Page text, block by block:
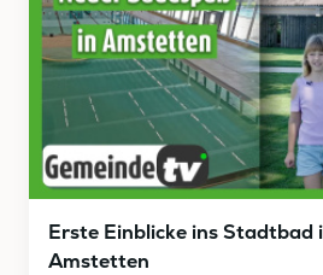
Erste Einblicke ins Stadtbad
Amstetten